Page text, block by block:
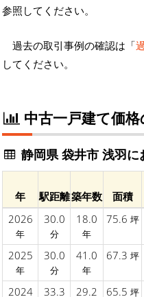
参照してください。
過去の取引事例の確認は「
してください。
中古一戸建て価
静岡県 袋井市 浅羽に
年 駅距離築年数 面積
2026
年
30.0
分
18.0
年
75.6 坪
2025
年
30.0
分
41.0
年
67.3 坪
2024 33.3 29.2 65.5 坪